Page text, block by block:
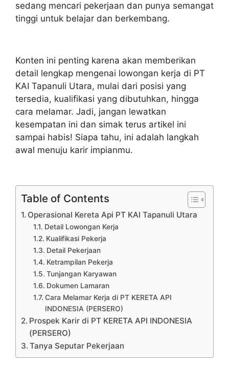
sedang mencari pekerjaan dan punya semangat
tinggi untuk belajar dan berkembang.
Konten ini penting karena akan memberikan
detail lengkap mengenai lowongan kerja di PT
KAI Tapanuli Utara, mulai dari posisi yang
tersedia, kualifikasi yang dibutuhkan, hingga
cara melamar. Jadi, jangan lewatkan
kesempatan ini dan simak terus artikel ini
sampai habis! Siapa tahu, ini adalah langkah
awal menuju karir impianmu.
Table of Contents
Operasional Kereta Api PT KAI Tapanuli Utara
Detail Lowongan Kerja
Kualifikasi Pekerja
Detail Pekerjaan
Ketrampilan Pekerja
Tunjangan Karyawan
Dokumen Lamaran
Cara Melamar Kerja di PT KERETA API
INDONESIA (PERSERO)
Prospek Karir di PT KERETA API INDONESIA
(PERSERO)
Tanya Seputar Pekerjaan